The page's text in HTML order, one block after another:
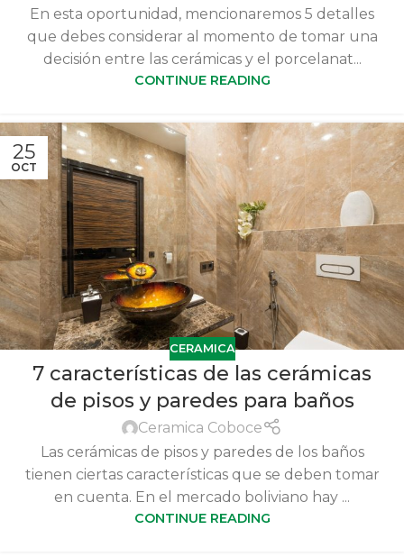
En esta oportunidad, mencionaremos 5 detalles
que debes considerar al momento de tomar una
decisión entre las cerámicas y el porcelanat...
CONTINUE READING
25
OCT
CERAMICA
7 características de las cerámicas
de pisos y paredes para baños
Ceramica Coboce
Las cerámicas de pisos y paredes de los baños
tienen ciertas características que se deben tomar
en cuenta. En el mercado boliviano hay ...
CONTINUE READING